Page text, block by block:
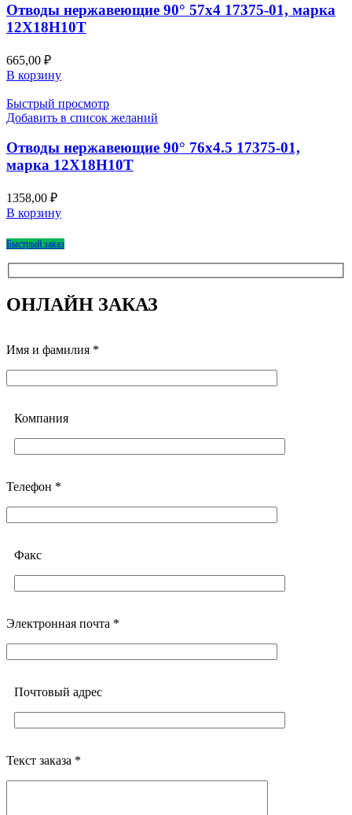
Отводы нержавеющие 90° 57х4 17375-01, марка
12Х18Н10Т
665,00 ₽
В корзину
Быстрый просмотр
Добавить в список желаний
Отводы нержавеющие 90° 76х4.5 17375-01,
марка 12Х18Н10Т
1358,00 ₽
В корзину
Быстрый заказ
ОНЛАЙН ЗАКАЗ
Имя и фамилия *
Компания
Телефон *
Факс
Электронная почта *
Почтовый адреc
Текст заказа *